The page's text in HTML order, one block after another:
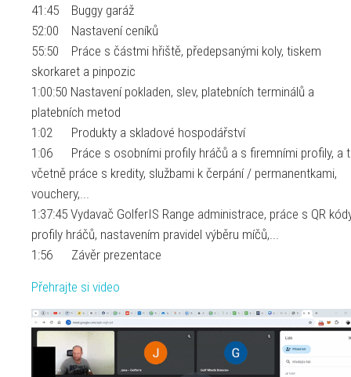
41:45 Buggy garáž
52:00 Nastavení ceníků
55:50 Práce s částmi hřiště, předepsanými koly, tiskem
skorkaret a pinpozic
1:00:50 Nastavení pokladen, slev, platebních terminálů a
platebních metod
1:02 Produkty a skladové hospodářství
1:06 Práce s osobními profily hráčů a s firemními profily, a
včetně práce s kredity, službami k čerpání / permanentkami,
vouchery,...
1:37:45 Vydavač GolferIS Range administrace, práce s QR
profily hráčů, nastavením pravidel výběru míčů,...
1:56 Závěr prezentace
Přehrajte si video